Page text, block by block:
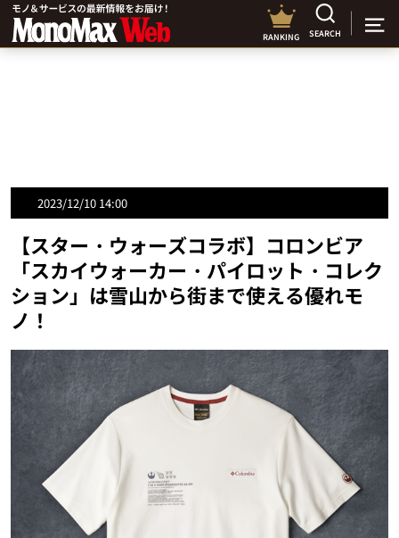
RANKING SEARCH
2023/12/10 14:00
【スター・ウォーズコラボ】コロンビア
「スカイウォーカー・パイロット・コレク
ション」は雪山から街まで使える優れモ
ノ！